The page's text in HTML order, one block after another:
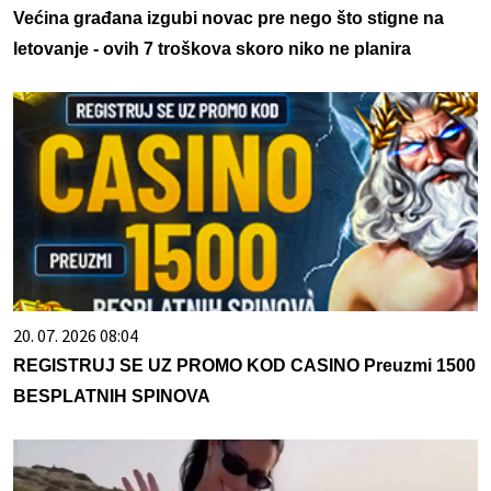
Većina građana izgubi novac pre nego što stigne na
letovanje - ovih 7 troškova skoro niko ne planira
20. 07. 2026 08:04
REGISTRUJ SE UZ PROMO KOD CASINO Preuzmi 1500
BESPLATNIH SPINOVA